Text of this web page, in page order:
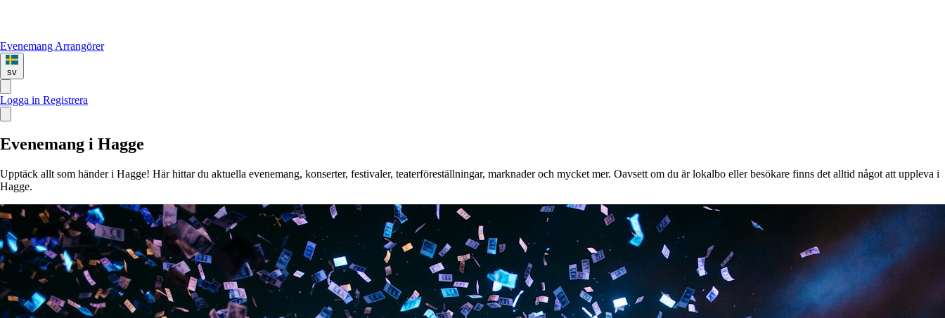
Evenemang Arrangörer
sv
Logga in Registrera
Evenemang i Hagge
Upptäck allt som händer i Hagge! Här hittar du aktuella evenemang, konserter, festivaler, teaterföreställningar, marknader och mycket mer. Oavsett om du är lokalbo eller besökare finns det alltid något att uppleva i
Hagge.